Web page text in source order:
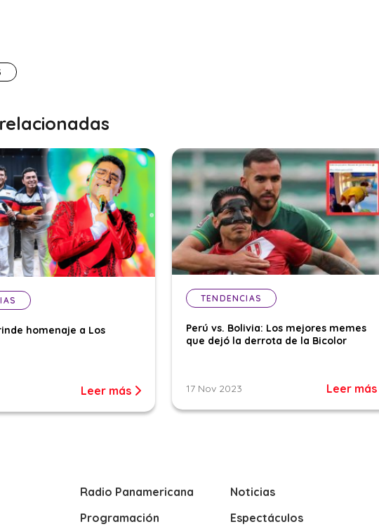
homenaje a Los
Leer más
TENDENCIAS
Perú vs. Bolivia: Los mejores memes
que dejó la derrota de la Bicolor
17 Nov 2023 Leer más
Radio Panamericana
Programación
Noticias
Espectáculos